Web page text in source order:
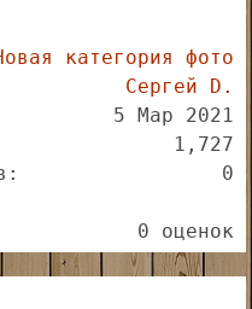
категория фото
Сергей D.
5 Мар 2021
1,727
0
0
0
0 оценок